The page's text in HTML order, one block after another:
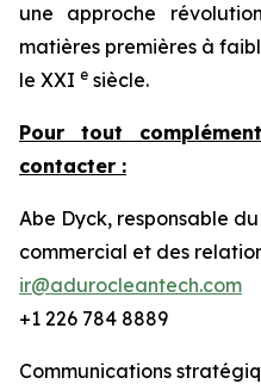
une approche
matières premières à
le XXI e siècle.
Pour tout
contacter :
Abe Dyck, responsable
commercial et des
ir@adurocleantech.com
+1 226 784 8889
Communications